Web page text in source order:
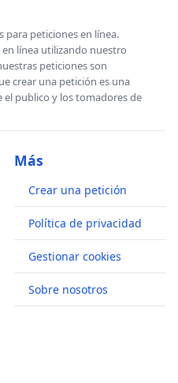
peticiones en línea.
línea utilizando nuestro
peticiones son
crear una petición es una
el publico y los tomadores de
Más
Crear una petición
Política de privacidad
Gestionar cookies
Sobre nosotros